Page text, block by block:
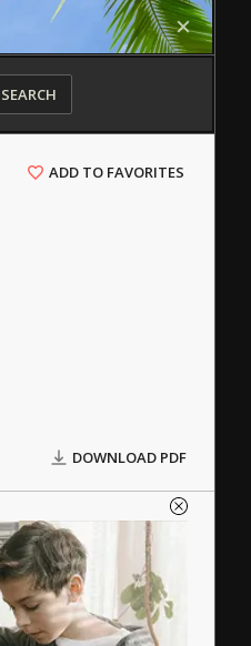
SEARCH
ADD TO FAVORITES
DOWNLOAD PDF